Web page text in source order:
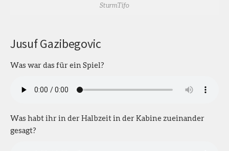
SturmTifo
Jusuf Gazibegovic
Was war das für ein Spiel?
Was habt ihr in der Halbzeit in der Kabine zueinander
gesagt?